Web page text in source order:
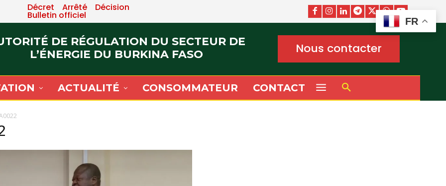
Décret Arrêté Décision
Bulletin officiel
DE RÉGULATION DU SECTEUR DE
L’ÉNERGIE DU BURKINA FASO
Nous contacter
ACTUALITÉ CONSOMMATEUR CONTACT
FR